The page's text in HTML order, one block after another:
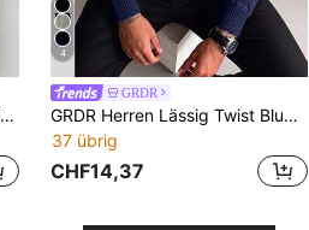
GRDR Herren V-Ausschnitt Strickjacke Weste mit Knöpfen, fein gestrickter Stoff, lässiges Oberbekleidungs-Layering-Teil, Strickjacke Top
4
GRDR
GRDR Herren Lässig Twist Blumenmuster Rundhals Langarm Strickpullover
37 übrig
CHF14,37